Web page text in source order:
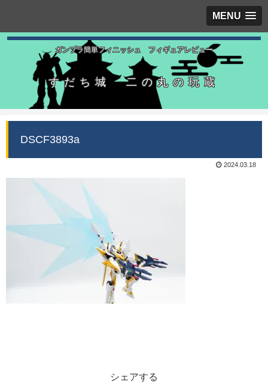
MENU
ガンプラ簡単フィニッシュ フィギュアレビュー
すだち城 二の丸の玩蔵
DSCF3893a
2024.03.18
シェアする